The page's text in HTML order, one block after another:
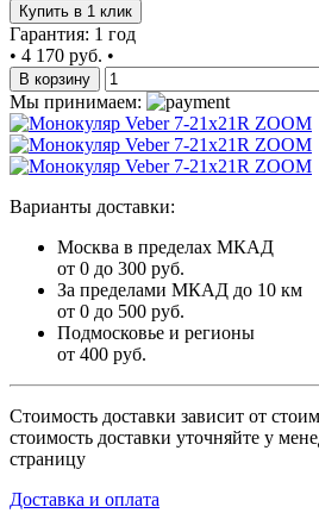
Купить в 1 клик
Гарантия: 1 год
• 4 170 руб. •
В корзину
Мы принимаем:
Варианты доставки:
Москва в пределах МКАД
от 0 до 300 руб.
За пределами МКАД до 10 км
от 0 до 500 руб.
Подмосковье и регионы
от 400 руб.
Стоимость доставки зависит от
стоимость доставки уточняйте у
страницу
Доставка и оплата